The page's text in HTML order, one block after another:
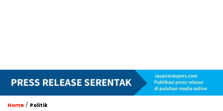
Home / Politik